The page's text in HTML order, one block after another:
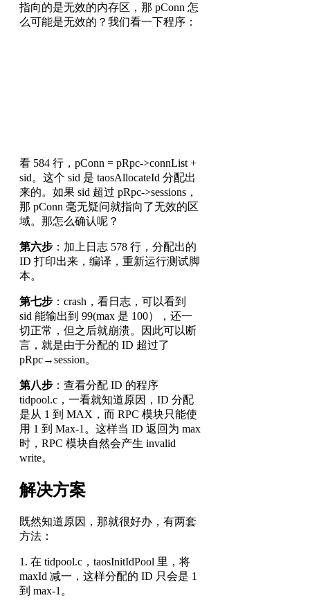
指向的是无效的内存区，那 pConn 怎
么可能是无效的？我们看一下程序：
看 584 行，pConn = pRpc->connList +
sid。这个 sid 是 taosAllocateId 分配出
来的。如果 sid 超过 pRpc->sessions，
那 pConn 毫无疑问就指向了无效的区
域。那怎么确认呢？
第六步 ：加上日志 578 行，分配出的
ID 打印出来，编译，重新运行测试脚
本。
第七步 ：crash，看日志，可以看到
sid 能输出到 99(max 是 100），还一
切正常，但之后就崩溃。因此可以断
言，就是由于分配的 ID 超过了
pRpc→session。
第八步 ：查看分配 ID 的程序
tidpool.c，一看就知道原因，ID 分配
是从 1 到 MAX，而 RPC 模块只能使
用 1 到 Max-1。这样当 ID 返回为 max
时，RPC 模块自然会产生 invalid
write。
解决方案
既然知道原因，那就很好办，有两套
方法：
1. 在 tidpool.c，taosInitIdPool 里，将
maxId 减一，这样分配的 ID 只会是 1
到 max-1。